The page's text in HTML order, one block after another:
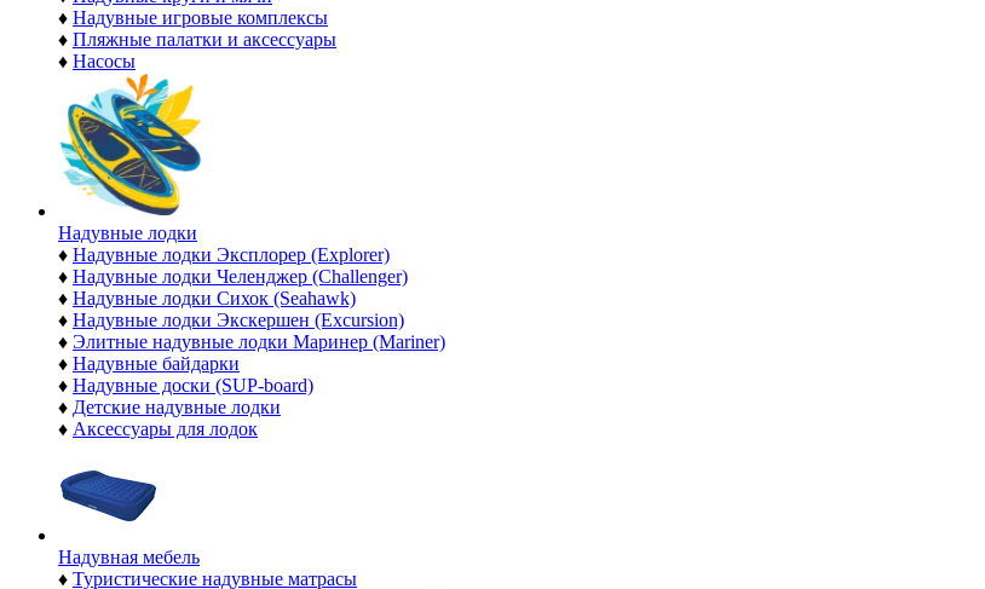
♦ Надувные игровые комплексы
♦ Пляжные палатки и аксессуары
♦ Насосы
Надувные лодки
♦ Надувные лодки Эксплорер (Explorer)
♦ Надувные лодки Челенджер (Challenger)
♦ Надувные лодки Сихок (Seahawk)
♦ Надувные лодки Экскершен (Excursion)
♦ Элитные надувные лодки Маринер (Mariner)
♦ Надувные байдарки
♦ Надувные доски (SUP-board)
♦ Детские надувные лодки
♦ Аксессуары для лодок
Надувная мебель
♦ Туристические надувные матрасы